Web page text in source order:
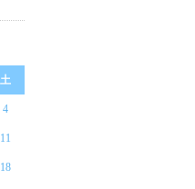
土
4
11
18